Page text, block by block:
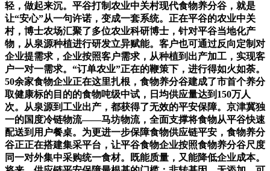
轻，做起来沉。平谷打制农业中关村现代食物养分谷，就是
让“安心”从一句许诺，变成一套系统。正在平谷的农业中关
村，博士农场汇聚了多位农业科研博士，针对平谷当地化产
物，从泉源种植进行研发立异赋能。客户也可通过反向定制对
企业提需求，企业按照客户需求，从种植到出产加工，实现客
户一对一需求。“订单农业”正在的鞭策下，进行得如火如荼。
50余家食物企业正在这里扎根，食物养分谷建成了市首个养分
取健康标的目的的食物吨级中试，日均供应量达到150万人
次。从泉源到工业出产，都获得了无效的平安保障。京津冀独
一的国度冷链物流——马坊物流，全面支撑将食物从平谷快速
配送到用户餐桌。为更进一步保障食物供应链平安，食物养分
谷正正在搭建集采平台，让平谷食物企业按照食物养分谷尺度
同一对外集中采购统一食材。既能质量，又能降低企业成本。